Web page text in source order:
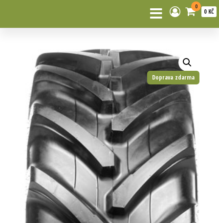
0
0 KČ
Doprava zdarma